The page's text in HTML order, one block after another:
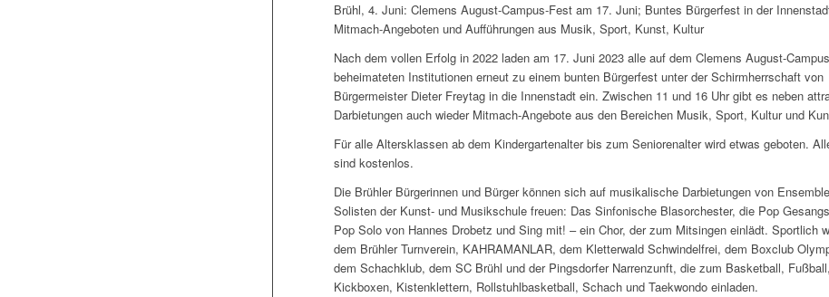
Brühl, 4. Juni: Clemens August-Campus-Fest am 17. Juni; Buntes Bürgerfest in der
Mitmach-Angeboten und Aufführungen aus Musik, Sport, Kunst, Kultur
Nach dem vollen Erfolg in 2022 laden am 17. Juni 2023 alle auf dem Clemens August-Campus
beheimateten Institutionen erneut zu einem bunten Bürgerfest unter der Schirmherrschaft von
Bürgermeister Dieter Freytag in die Innenstadt ein. Zwischen 11 und 16 Uhr gibt es neben
Darbietungen auch wieder Mitmach-Angebote aus den Bereichen Musik, Sport, Kultur und
Für alle Altersklassen ab dem Kindergartenalter bis zum Seniorenalter wird etwas geboten.
sind kostenlos.
Die Brühler Bürgerinnen und Bürger können sich auf musikalische Darbietungen von
Solisten der Kunst- und Musikschule freuen: Das Sinfonische Blasorchester, die Pop
Pop Solo von Hannes Drobetz und Sing mit! – ein Chor, der zum Mitsingen einlädt. Sportlich
dem Brühler Turnverein, KAHRAMANLAR, dem Kletterwald Schwindelfrei, dem Boxclub
dem Schachklub, dem SC Brühl und der Pingsdorfer Narrenzunft, die zum Basketball, Fußball,
Kickboxen, Kistenklettern, Rollstuhlbasketball, Schach und Taekwondo einladen.